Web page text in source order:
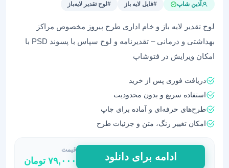
آذین شاپ #فایل لایه باز #لوح تقدیر لایه‌باز
لوح تقدیر لایه باز و خام اداری طرح پیروز مخصوص مراکز
بهداشتی و درمانی – تقدیرنامه و لوح سپاس با پسوند PSD با
امکان ویرایش در فتوشاپ
دریافت فوری پس از خرید
استفاده سریع و بدون محدودیت
طرح‌های حرفه‌ای و آماده برای چاپ
امکان تغییر رنگ، متن و جزئیات طرح
لوح
تقدیر
ادامه برای دانلود
قیمت
۷۹,۰۰۰ تومان